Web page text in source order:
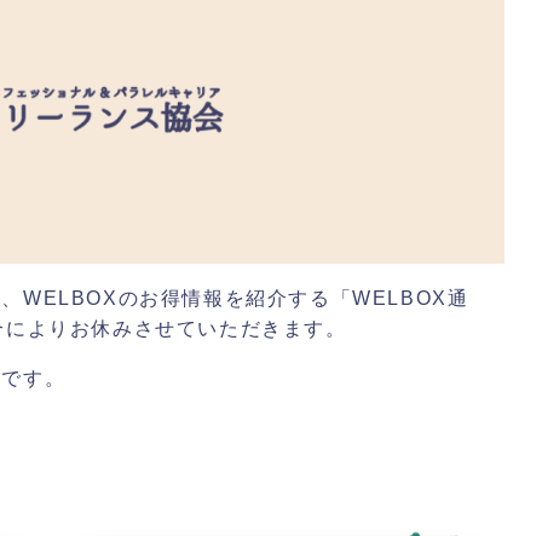
WELBOXのお得情報を紹介する「WELBOX通
よりお休みさせていただきます。
す。